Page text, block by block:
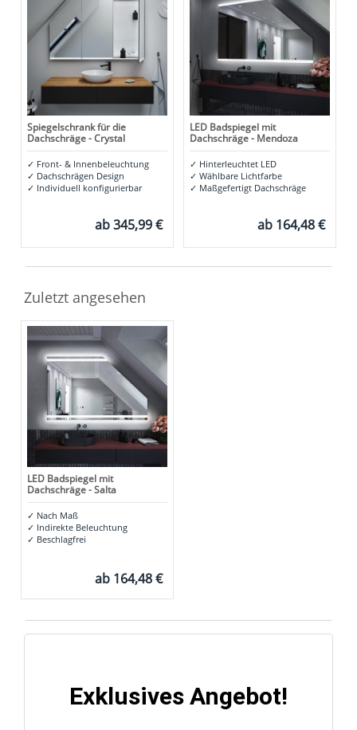
Spiegelschrank für die
Dachschräge - Crystal
✓ Front- & Innenbeleuchtung
✓ Dachschrägen Design
✓ Individuell konfigurierbar
ab345,99 €
LED Badspiegel mit
Dachschräge - Mendoza
✓ Hinterleuchtet LED
✓ Wählbare Lichtfarbe
✓ Maßgefertigt Dachschräge
ab 164,48 €
Zuletzt angesehen
LED Badspiegel mit
Dachschräge - Salta
✓ Nach Maß
✓ Indirekte Beleuchtung
✓ Beschlagfrei
ab 164,48 €
Exklusives Angebot!